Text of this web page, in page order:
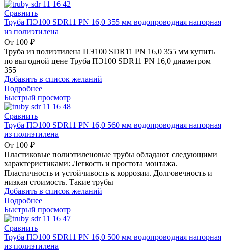
Сравнить
Труба ПЭ100 SDR11 PN 16,0 355 мм водопроводная напорная
из полиэтилена
От 100 ₽
Труба из полиэтилена ПЭ100 SDR11 PN 16,0 355 мм купить
по выгодной цене Труба ПЭ100 SDR11 PN 16,0 диаметром
355
Добавить в список желаний
Подробнее
Быстрый просмотр
Сравнить
Труба ПЭ100 SDR11 PN 16,0 560 мм водопроводная напорная
из полиэтилена
От 100 ₽
Пластиковые полиэтиленовые трубы обладают следующими
характеристиками: Легкость и простота монтажа.
Пластичность и устойчивость к коррозии. Долговечность и
низкая стоимость. Такие трубы
Добавить в список желаний
Подробнее
Быстрый просмотр
Сравнить
Труба ПЭ100 SDR11 PN 16,0 500 мм водопроводная напорная
из полиэтилена